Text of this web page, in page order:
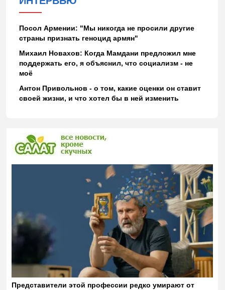
Посол Армении: "Мы никогда не просили другие
страны признать геноцид армян"
Михаил Новахов: Когда Мамдани предложил мне
поддержать его, я объяснил, что социализм - не
моё
Антон Привольнов - о том, какие оценки он ставит
своей жизни, и что хотел бы в ней изменить